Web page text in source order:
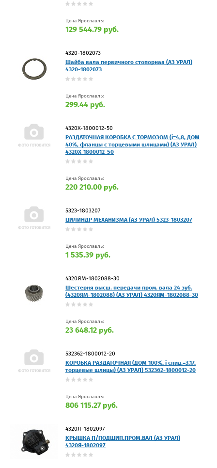
Цена Ярославль:
129 544.79 руб.
4320-1802073
Шайба вала первичного стопорная (АЗ УРАЛ)
4320-1802073
Цена Ярославль:
299.44 руб.
4320Х-1800012-50
РАЗДАТОЧНАЯ КОРОБКА С ТОРМОЗОМ (i=4,8, ДОМ
40%, фланцы с торцевыми шлицами) (АЗ УРАЛ)
4320Х-1800012-50
Цена Ярославль:
220 210.00 руб.
5323-1803207
ЦИЛИНДР МЕХАНИЗМА (АЗ УРАЛ) 5323-1803207
Цена Ярославль:
1 535.39 руб.
4320ЯМ-1802088-30
Шестерня высш. передачи пром. вала 24 зуб.
(4320ЯМ-1802088) (АЗ УРАЛ) 4320ЯМ-1802088-30
Цена Ярославль:
23 648.12 руб.
532362-1800012-20
КОРОБКА РАЗДАТОЧНАЯ (ДОМ 100%, i спид.=3,17,
торцевые шлицы) (АЗ УРАЛ) 532362-1800012-20
Цена Ярославль:
806 115.27 руб.
4320Я-1802097
КРЫШКА П/ПОДШИП.ПРОМ.ВАЛ (АЗ УРАЛ)
4320Я-1802097